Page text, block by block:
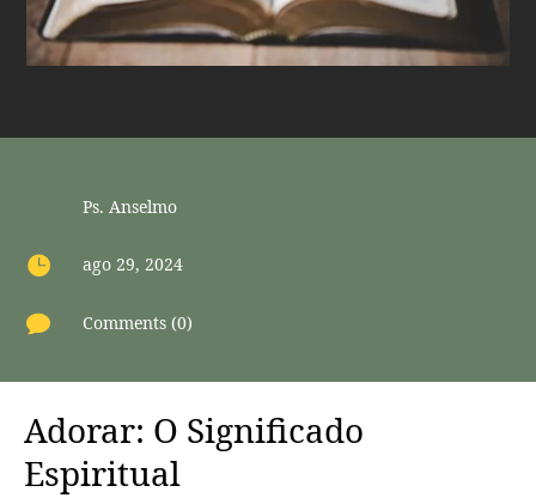
Ps. Anselmo
 ago 29, 2024
 Comments (0)
Adorar: O Significado
Espiritual